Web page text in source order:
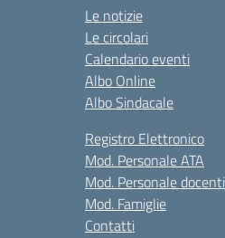
Le notizie
Le circolari
Calendario eventi
Albo Online
Albo Sindacale
Registro Elettronico
Mod. Personale ATA
Mod. Personale docenti
Mod. Famiglie
Contatti